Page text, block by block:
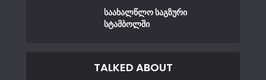
საახალწლო საგზური
სტამბოლში
TALKED ABOUT